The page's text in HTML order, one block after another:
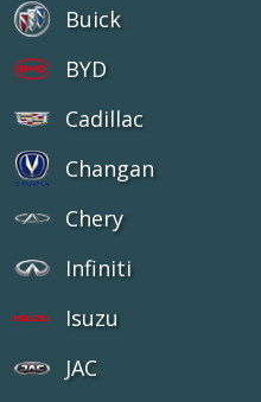
Buick
BYD
Cadillac
Changan
Chery
Infiniti
Isuzu
JAC